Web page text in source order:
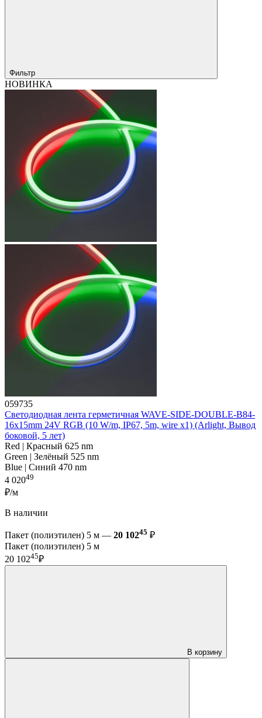
Фильтр
НОВИНКА
059735
Светодиодная лента герметичная WAVE-SIDE-DOUBLE-B84-
16x15mm 24V RGB (10 W/m, IP67, 5m, wire x1) (Arlight, Вывод
боковой, 5 лет)
Red | Красный 625 nm
Green | Зелёный 525 nm
Blue | Синий 470 nm
4 02049
₽/м
В наличии
Пакет (полиэтилен) 5 м — 20 10245 ₽
Пакет (полиэтилен) 5 м
20 10245₽
В корзину